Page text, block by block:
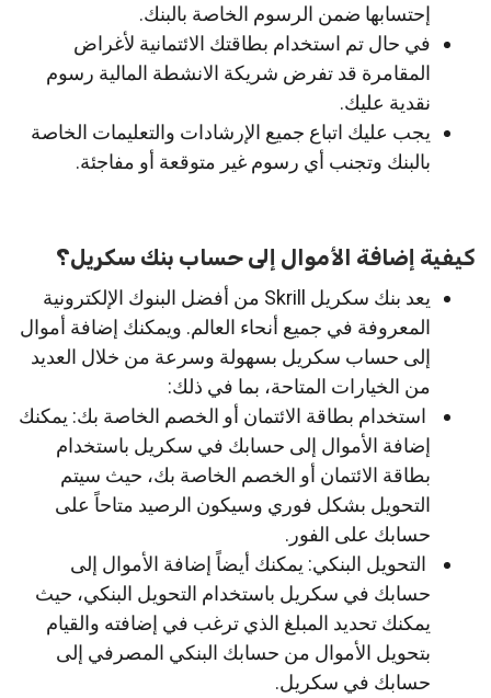
إحتسابها ضمن الرسوم الخاصة بالبنك.
في حال تم استخدام بطاقتك الائتمانية لأغراض
المقامرة قد تفرض شريكة الانشطة المالية رسوم
نقدية عليك.
يجب عليك اتباع جميع الإرشادات والتعليمات الخاصة
بالبنك وتجنب أي رسوم غير متوقعة أو مفاجئة.
كيفية إضافة الأموال إلى حساب بنك سكريل؟
يعد بنك سكريل Skrill من أفضل البنوك الإلكترونية
المعروفة في جميع أنحاء العالم. ويمكنك إضافة أموال
إلى حساب سكريل بسهولة وسرعة من خلال العديد
من الخيارات المتاحة، بما في ذلك:
استخدام بطاقة الائتمان أو الخصم الخاصة بك: يمكنك
إضافة الأموال إلى حسابك في سكريل باستخدام
بطاقة الائتمان أو الخصم الخاصة بك، حيث سيتم
التحويل بشكل فوري وسيكون الرصيد متاحاً على
حسابك على الفور.
التحويل البنكي: يمكنك أيضاً إضافة الأموال إلى
حسابك في سكريل باستخدام التحويل البنكي، حيث
يمكنك تحديد المبلغ الذي ترغب في إضافته والقيام
بتحويل الأموال من حسابك البنكي المصرفي إلى
حسابك في سكريل.